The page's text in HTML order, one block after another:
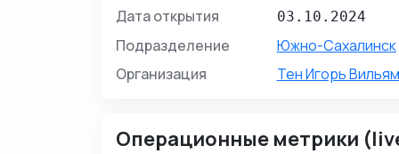
Дата открытия
03.10.2024
Подразделение
Южно-Сахалинск
Организация
Тен Игорь
Операционные метрики